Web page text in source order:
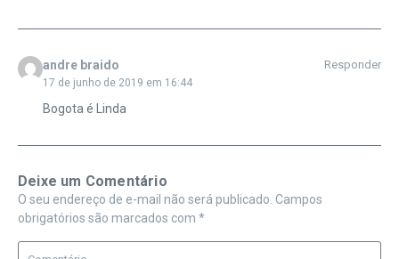
andre braido
17 de junho de 2019 em 16:44
Responder
Bogota é Linda
Deixe um Comentário
O seu endereço de e-mail não será publicado. Campos
obrigatórios são marcados com *